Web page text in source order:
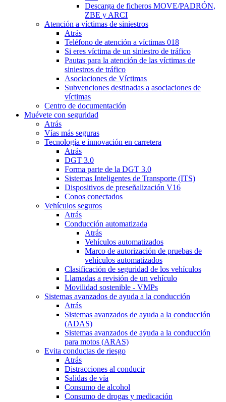
Descarga de ficheros MOVE/PADRÓN,
ZBE y ARCI
Atención a víctimas de siniestros
Atrás
Teléfono de atención a víctimas 018
Si eres víctima de un siniestro de tráfico
Pautas para la atención de las víctimas de
siniestros de tráfico
Asociaciones de Víctimas
Subvenciones destinadas a asociaciones de
víctimas
Centro de documentación
Muévete con seguridad
Atrás
Vías más seguras
Tecnología e innovación en carretera
Atrás
DGT 3.0
Forma parte de la DGT 3.0
Sistemas Inteligentes de Transporte (ITS)
Dispositivos de preseñalización V16
Conos conectados
Vehículos seguros
Atrás
Conducción automatizada
Atrás
Vehículos automatizados
Marco de autorización de pruebas de
vehículos automatizados
Clasificación de seguridad de los vehículos
Llamadas a revisión de un vehículo
Movilidad sostenible - VMPs
Sistemas avanzados de ayuda a la conducción
Atrás
Sistemas avanzados de ayuda a la conducción
(ADAS)
Sistemas avanzados de ayuda a la conducción
para motos (ARAS)
Evita conductas de riesgo
Atrás
Distracciones al conducir
Salidas de vía
Consumo de alcohol
Consumo de drogas y medicación